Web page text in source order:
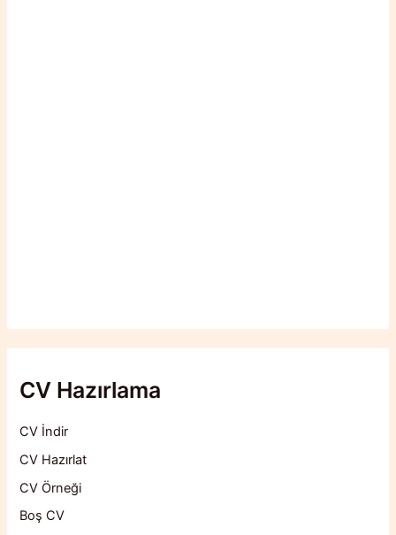
CV Hazırlama
CV İndir
CV Hazırlat
CV Örneği
Boş CV